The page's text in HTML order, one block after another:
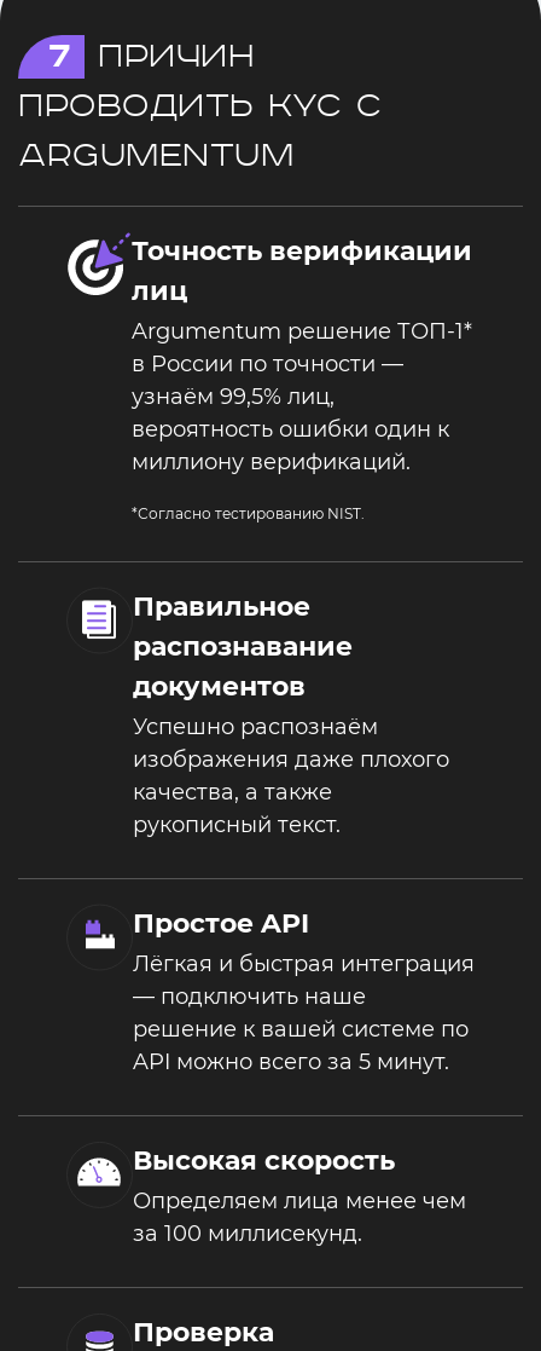
7
причин
проводить KYC с
argumentum
Точность верификации
лиц
Argumentum решение ТОП-1*
в России по точности —
узнаём 99,5% лиц,
вероятность ошибки один к
миллиону верификаций.
*Согласно тестированию NIST.
Правильное
распознавание
документов
Успешно распознаём
изображения даже плохого
качества, а также
рукописный текст.
Простое API
Лёгкая и быстрая интеграция
— подключить наше
решение к вашей системе по
API можно всего за 5 минут.
Высокая скорость
Определяем лица менее чем
за 100 миллисекунд.
Проверка